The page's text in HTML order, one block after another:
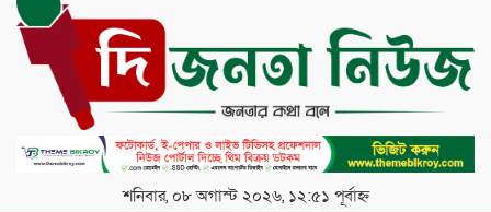
শনিবার, ০৮ অগাস্ট ২০২৬, ১২:৫১ পূর্বাহ্ন